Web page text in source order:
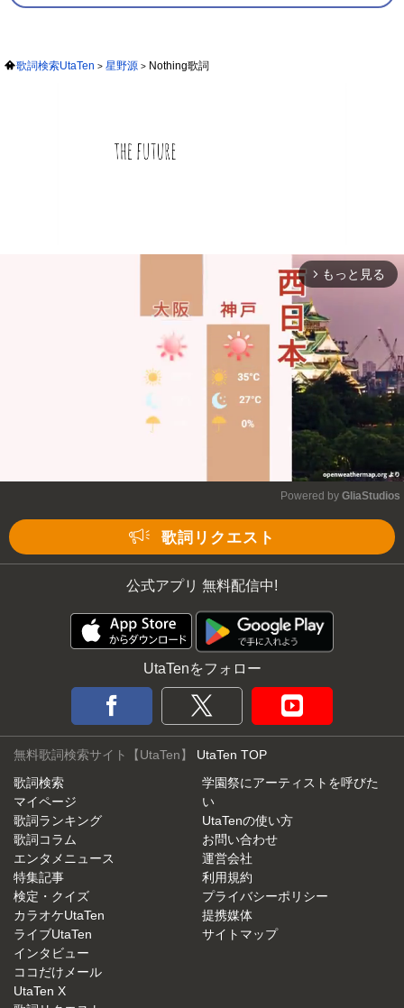
歌詞検索UtaTen 星野源 Nothing歌詞
arrow_forward_ios もっと見る
Powered by GliaStudios
歌詞リクエスト
公式アプリ 無料配信中!
UtaTenをフォロー
無料歌詞検索サイト【UtaTen】 UtaTen TOP
歌詞検索
マイページ
歌詞ランキング
歌詞コラム
エンタメニュース
特集記事
検定・クイズ
カラオケUtaTen
ライブUtaTen
インタビュー
ココだけメール
UtaTen X
学園祭にアーティストを呼びた
い
UtaTenの使い方
お問い合わせ
運営会社
利用規約
プライバシーポリシー
提携媒体
サイトマップ